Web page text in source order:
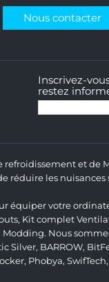
Nous contacter
Inscrivez-
restez
et
les nuisances
équiper votre
, Kit complet
Modding. Nous
Silver, BARROW,
, Phobya, SwifTech,